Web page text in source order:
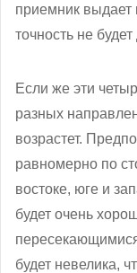
приемник выдает
точность не
Если же эти
разных
возрастет.
равномерно по
востоке, юге и
будет очень
будет невелика,